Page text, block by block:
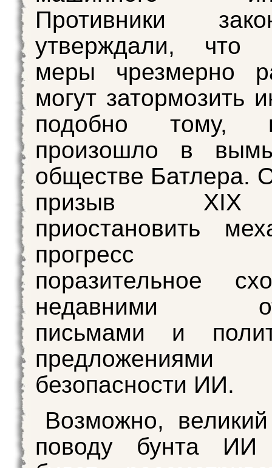
Противники
утверждали, что
меры чрезмерно
могут затормозить
подобно тому,
произошло в
обществе Батлера.
призыв
приостановить
прогресс
поразительное
недавними
письмами и
безопасности ИИ.
Возможно,
поводу бунта ИИ